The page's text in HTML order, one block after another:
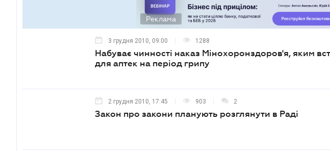
Реклама
3 грудня 2010, 09:00 1288
Набуває чинності наказ Мінохоронздоров'я, яким
для аптек на період грипу
2 грудня 2010, 17:45 903 2
Закон про закони планують розглянути в Раді